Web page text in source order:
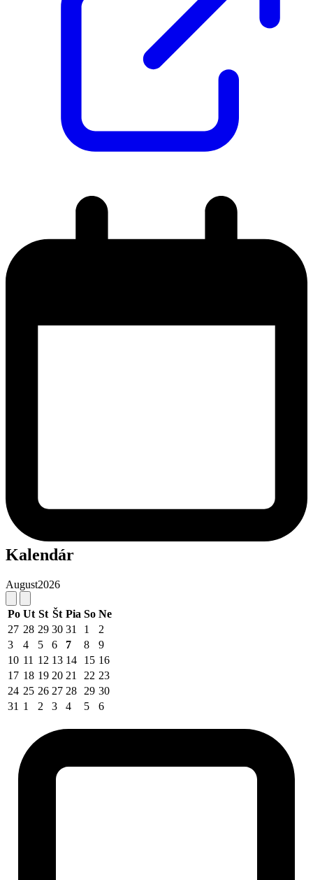
Kalendár
August2026
Po Ut St Št Pia So Ne
27 28 29 30 31 1
2
3
4 5 6 7 8
9
10 11 12 13 14 15 16
17 18 19 20 21 22 23
24 25 26 27 28 29 30
31 1 2 3 4 5 6